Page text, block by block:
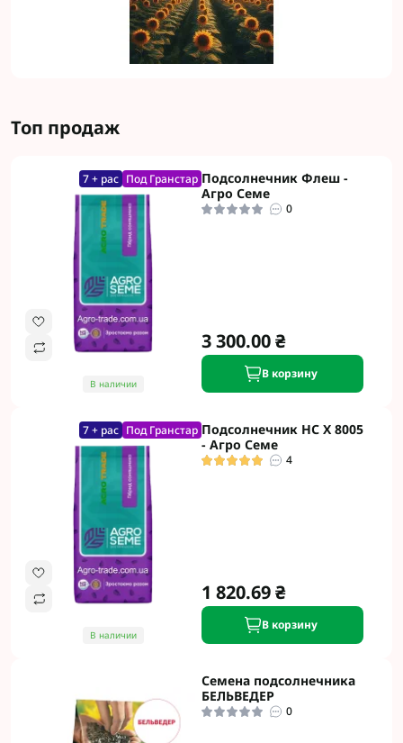
Топ продаж
7 + рас Под Гранстар
В наличии
Подсолнечник Флеш -
Агро Семе
0
3 300.00 ₴
В корзину
7 + рас Под Гранстар
В наличии
Подсолнечник НС Х 8005
- Агро Семе
4
1 820.69 ₴
В корзину
Семена подсолнечника
БЕЛЬВЕДЕР
0